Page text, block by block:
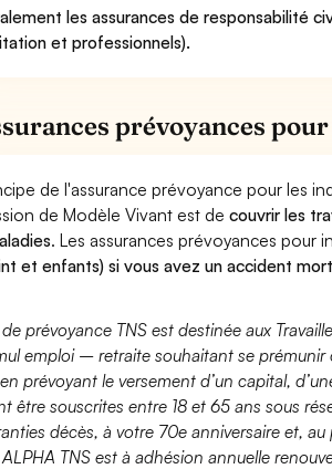
les assurances de responsabilité
et professionnels).
prévoyances
de l'assurance prévoyance pour les
de Modèle Vivant est decouvrir les
. Les assurances prévoyances
et enfants) si vous avez un accident
de prévoyance TNS est destinée aux
emploi – retraite souhaitant se prémunir
prévoyant le versement d’un capital,
être souscrites entre 18 et 65 ans sous
décès, à votre 70e anniversaire et,
ALPHA TNS est à adhésion annuelle